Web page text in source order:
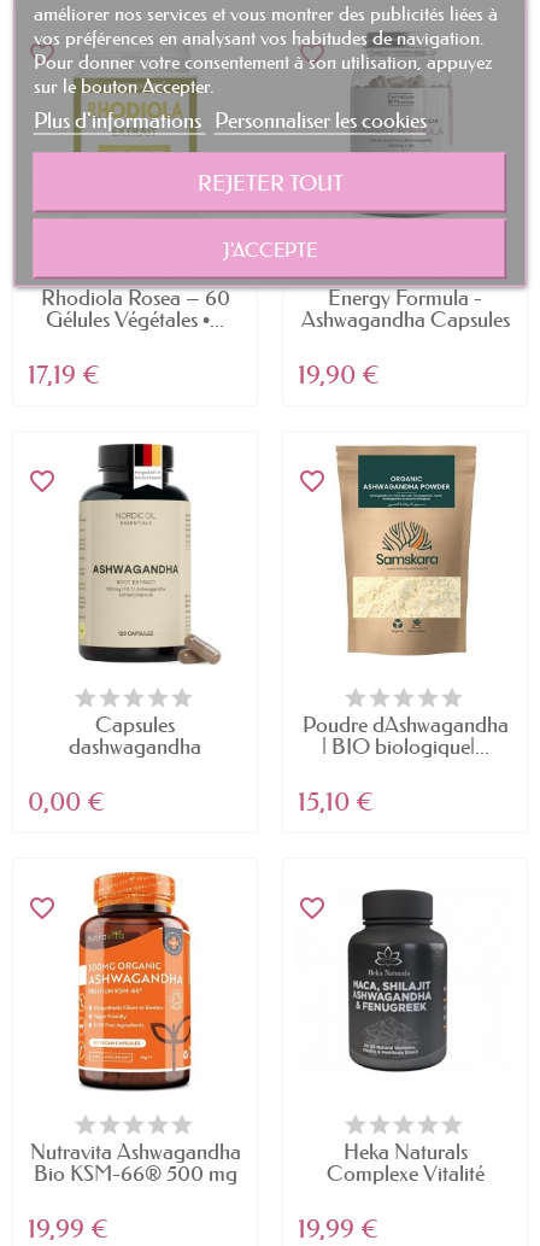
favorite_border
Rhodiola Rosea – 60
Gélules Végétales •...
17,19 €
favorite_border
Energy Formula -
Ashwagandha Capsules
19,90 €
favorite_border
Capsules
dashwagandha
0,00 €
favorite_border
Poudre dAshwagandha
| BIO biologique|...
15,10 €
favorite_border
Nutravita Ashwagandha
Bio KSM-66® 500 mg
19,99 €
favorite_border
Heka Naturals
Complexe Vitalité
19,99 €
améliorer nos services et vous montrer des publicités liées à
vos préférences en analysant vos habitudes de navigation.
Pour donner votre consentement à son utilisation, appuyez
sur le bouton Accepter.
Plus d'informations Personnaliser les cookies
REJETER TOUT
J'ACCEPTE